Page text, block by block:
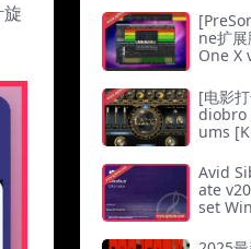
ne扩
One X
[电影
diobro
ums
Avid
ate
set
AC含